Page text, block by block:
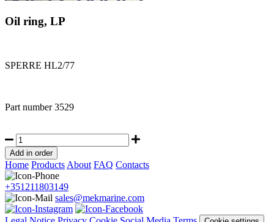
Oil ring, LP
SPERRE HL2/77
Part number3529
Home ProductsAbout FAQ Contacts
+351211803149
sales@mekmarine.com